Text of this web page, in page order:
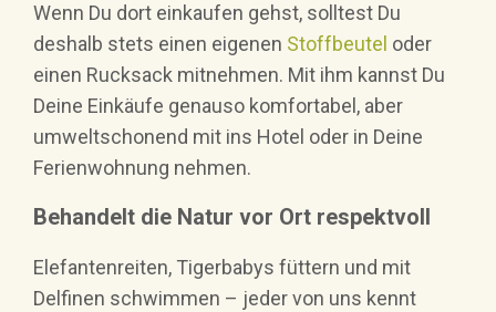
Wenn Du dort einkaufen gehst, solltest Du
deshalb stets einen eigenen Stoffbeutel oder
einen Rucksack mitnehmen. Mit ihm kannst Du
Deine Einkäufe genauso komfortabel, aber
umweltschonend mit ins Hotel oder in Deine
Ferienwohnung nehmen.
Behandelt die Natur vor Ort respektvoll
Elefantenreiten, Tigerbabys füttern und mit
Delfinen schwimmen – jeder von uns kennt